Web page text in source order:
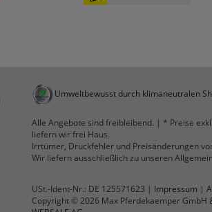
aa_welcome_cookie
Ihre Emailadresse, damit
des Shops nicht erneut
Umweltbewusst durch klimaneutralen
Alle Angebote sind freibleibend. | * Preise
liefern wir frei Haus.
Irrtümer, Druckfehler und Preisänderungen
Wir liefern ausschließlich zu unseren
USt.-Ident-Nr.: DE 125571623 | Impressum |
Copyright © 2026 Max Pferdekaemper GmbH